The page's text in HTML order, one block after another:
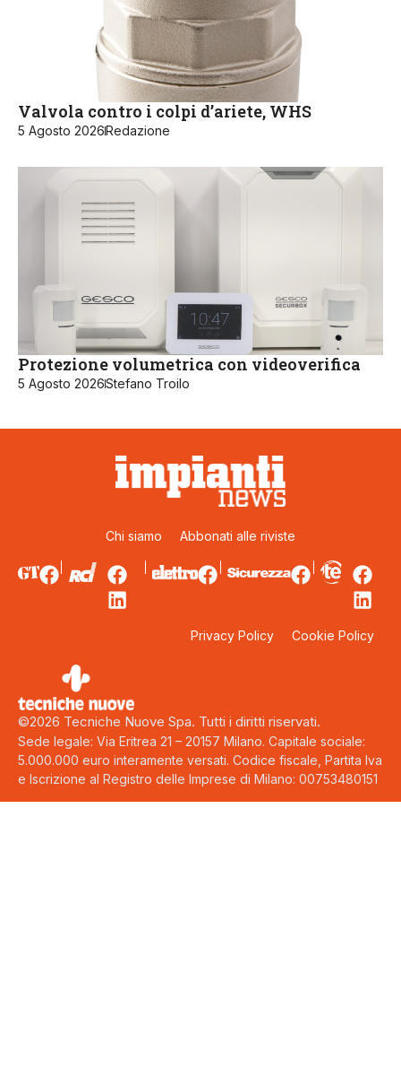
Valvola contro i colpi d’ariete, WHS
5 Agosto 2026Redazione
Protezione volumetrica con videoverifica
5 Agosto 2026Stefano Troilo
Chi siamo Abbonati alle riviste
Privacy Policy Cookie Policy
©2026 Tecniche Nuove Spa. Tutti i diritti riservati.
Sede legale: Via Eritrea 21 – 20157 Milano. Capitale sociale:
5.000.000 euro interamente versati. Codice fiscale, Partita Iva
e Iscrizione al Registro delle Imprese di Milano: 00753480151